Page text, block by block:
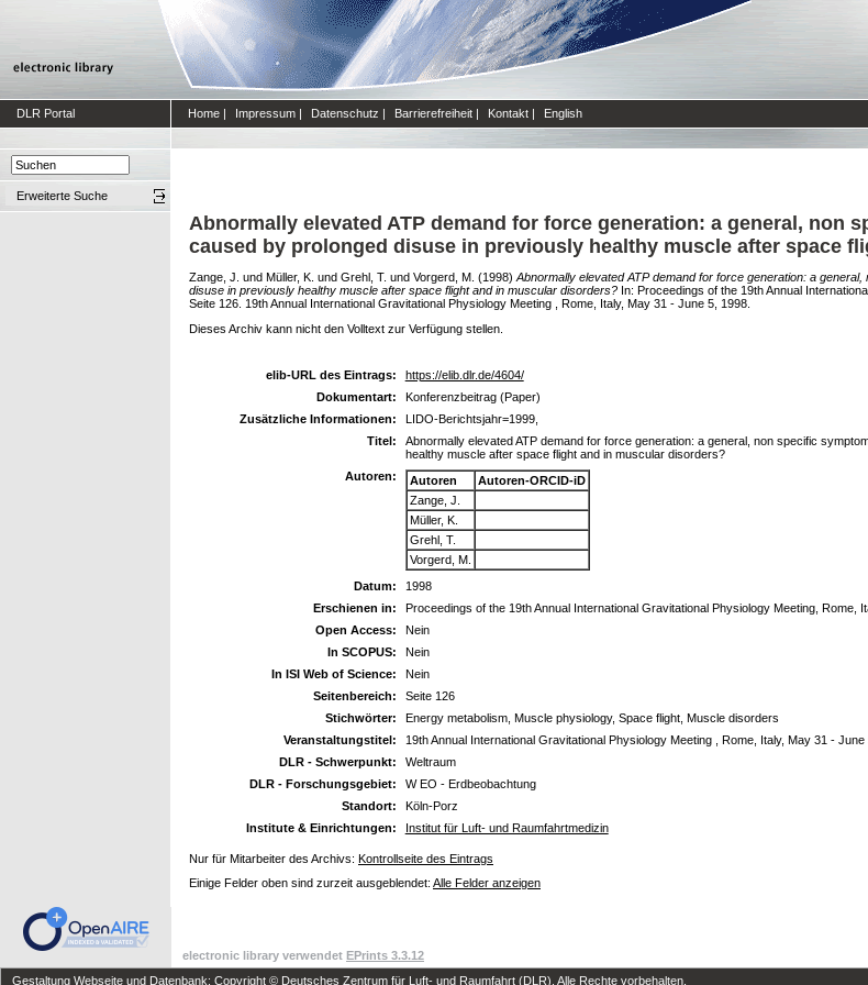
DLR Portal Home | Impressum | Datenschutz | Barrierefreiheit | Kontakt | English
Erweiterte Suche
Abnormally elevated ATP demand for force generation: a general, non
caused by prolonged disuse in previously healthy muscle after space
Zange, J. und Müller, K. und Grehl, T. und Vorgerd, M. (1998) Abnormally elevated ATP demand for force generation: a
disuse in previously healthy muscle after space flight and in muscular disorders? In: Proceedings of the 19th Annual
Seite 126. 19th Annual International Gravitational Physiology Meeting , Rome, Italy, May 31 - June 5, 1998.
Dieses Archiv kann nicht den Volltext zur Verfügung stellen.
elib-URL des Eintrags:
https://elib.dlr.de/4604/
Dokumentart:
Konferenzbeitrag (Paper)
Zusätzliche Informationen:
LIDO-Berichtsjahr=1999,
Titel:
Abnormally elevated ATP demand for force generation: a general, non specific
healthy muscle after space flight and in muscular disorders?
Autoren:
Autoren
Autoren-ORCID-iD
Zange, J.
Müller, K.
Grehl, T.
Vorgerd, M.
Datum:
1998
Erschienen in:
Proceedings of the 19th Annual International Gravitational Physiology Meeting, Rome,
Open Access:
Nein
In SCOPUS:
Nein
In ISI Web of Science:
Nein
Seitenbereich:
Seite 126
Stichwörter:
Energy metabolism, Muscle physiology, Space flight, Muscle disorders
Veranstaltungstitel:
19th Annual International Gravitational Physiology Meeting , Rome, Italy, May 31 - June
DLR - Schwerpunkt:
Weltraum
DLR - Forschungsgebiet:
W EO - Erdbeobachtung
Standort:
Köln-Porz
Institute & Einrichtungen:
Institut für Luft- und Raumfahrtmedizin
Nur für Mitarbeiter des Archivs: Kontrollseite des Eintrags
Einige Felder oben sind zurzeit ausgeblendet: Alle Felder anzeigen
electronic library verwendet EPrints 3.3.12
Gestaltung Webseite und Datenbank: Copyright © Deutsches Zentrum für Luft- und Raumfahrt (DLR). Alle Rechte vorbehalten.